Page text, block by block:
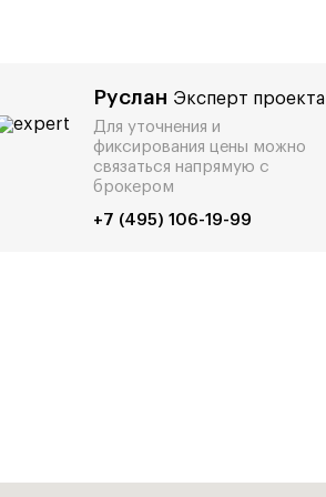
Руслан Эксперт проекта
Для уточнения и
фиксирования цены можно
связаться напрямую с
брокером
+7 (495) 106-19-99